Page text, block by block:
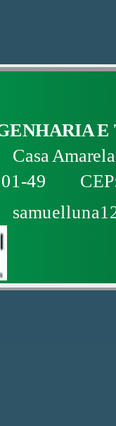
49